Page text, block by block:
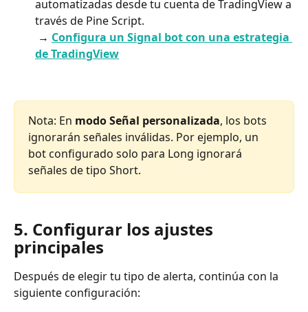
automatizadas desde tu cuenta de TradingView a
través de Pine Script.
→ Configura un Signal bot con una estrategia
de TradingView
Nota: En modo Señal personalizada, los bots
ignorarán señales inválidas. Por ejemplo, un
bot configurado solo para Long ignorará
señales de tipo Short.
5. Configurar los ajustes
principales
Después de elegir tu tipo de alerta, continúa con la
siguiente configuración: